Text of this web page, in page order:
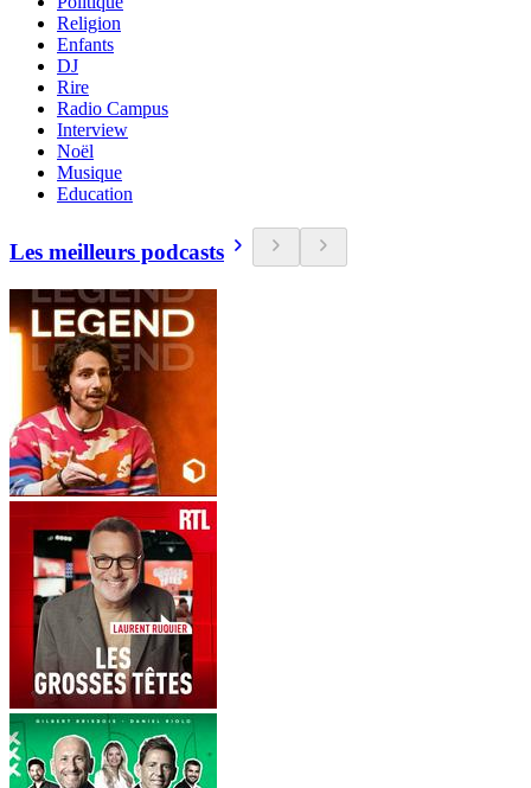
Religion
Enfants
DJ
Rire
Radio Campus
Interview
Noël
Musique
Education
Les meilleurs podcasts